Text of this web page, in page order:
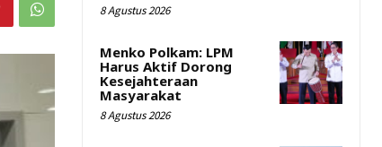
8 Agustus 2026
Menko Polkam: LPM
Harus Aktif Dorong
Kesejahteraan
Masyarakat
8 Agustus 2026